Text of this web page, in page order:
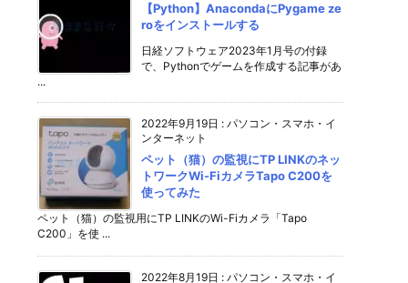
【Python】AnacondaにPygame ze
roをインストールする
日経ソフトウェア2023年1月号の付録
で、Pythonでゲームを作成する記事があ
...
2022年9月19日 : パソコン・スマホ・イ
ンターネット
ペット（猫）の監視にTP LINKのネッ
トワークWi-FiカメラTapo C200を
使ってみた
ペット（猫）の監視用にTP LINKのWi-Fiカメラ「Tapo
C200」を使 ...
2022年8月19日 : パソコン・スマホ・イ